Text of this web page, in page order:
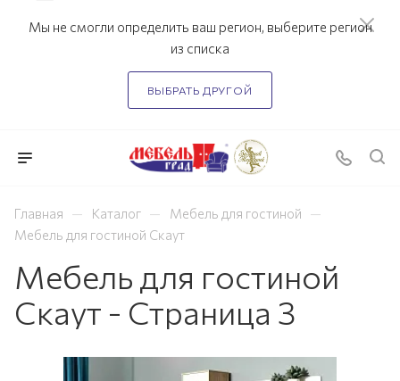
Мы не смогли определить ваш регион, выберите регион
из списка
ВЫБРАТЬ ДРУГОЙ
Главная — Каталог — Мебель для гостиной —
Мебель для гостиной Скаут
Мебель для гостиной
Скаут - Страница 3